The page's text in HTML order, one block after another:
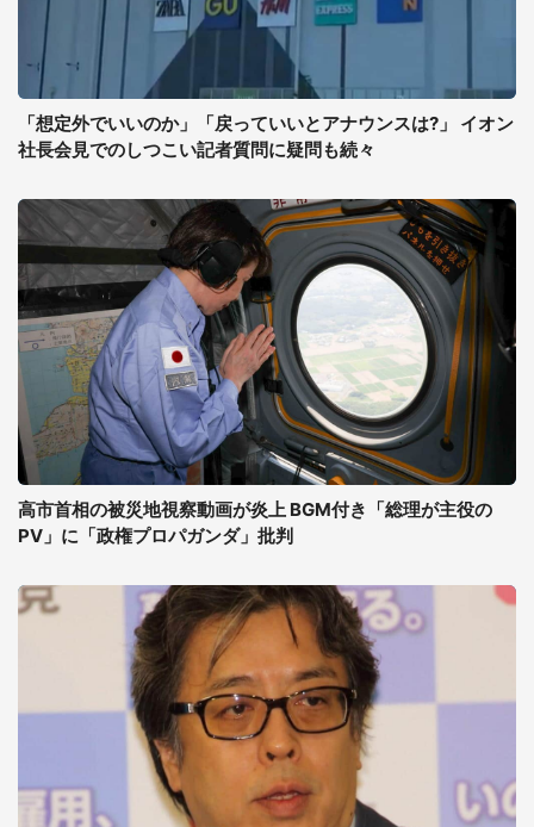
「想定外でいいのか」「戻っていいとアナウンスは?」 イオン
社長会見でのしつこい記者質問に疑問も続々
高市首相の被災地視察動画が炎上 BGM付き「総理が主役の
PV」に「政権プロパガンダ」批判